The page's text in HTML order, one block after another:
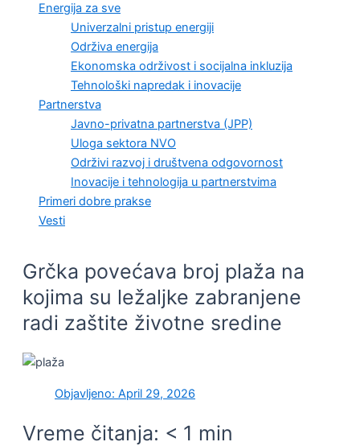
Energija za sve
Univerzalni pristup energiji
Održiva energija
Ekonomska održivost i socijalna inkluzija
Tehnološki napredak i inovacije
Partnerstva
Javno-privatna partnerstva (JPP)
Uloga sektora NVO
Održivi razvoj i društvena odgovornost
Inovacije i tehnologija u partnerstvima
Primeri dobre prakse
Vesti
Grčka povećava broj plaža na
kojima su ležaljke zabranjene
radi zaštite životne sredine
Objavljeno: April 29, 2026
Vreme čitanja: < 1 min